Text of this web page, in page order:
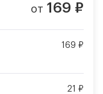
от 169 ₽
169 ₽
21 ₽